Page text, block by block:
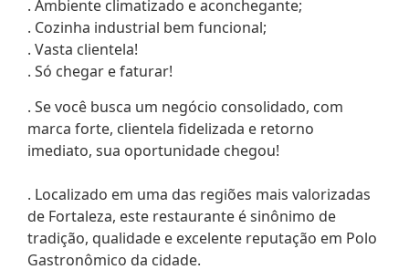
. Ambiente climatizado e aconchegante;
. Cozinha industrial bem funcional;
. Vasta clientela!
. Só chegar e faturar!
. Se você busca um negócio consolidado, com
marca forte, clientela fidelizada e retorno
imediato, sua oportunidade chegou!
. Localizado em uma das regiões mais valorizadas
de Fortaleza, este restaurante é sinônimo de
tradição, qualidade e excelente reputação em Polo
Gastronômico da cidade.